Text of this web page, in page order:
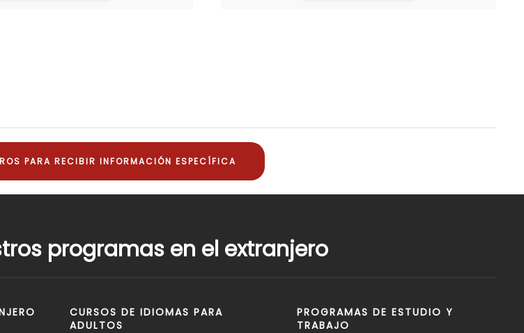
PARA RECIBIR INFORMACIÓN ESPECÍFICA
programas en el extranjero
CURSOS DE IDIOMAS PARA
ADULTOS
PROGRAMAS DE ESTUDIO Y
TRABAJO